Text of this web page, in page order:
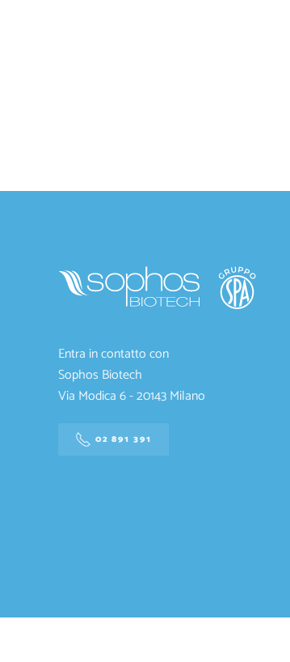
Entra in contatto con
Sophos Biotech
Via Modica 6 - 20143 Milano
02 891 391